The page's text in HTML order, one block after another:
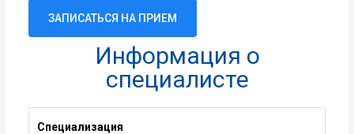
ЗАПИСАТЬСЯ НА ПРИЕМ
Информация о
специалисте
Специализация